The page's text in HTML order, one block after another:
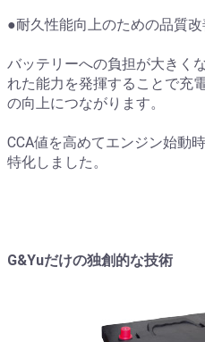
●耐久性能向上のための品質
バッテリーへの負担が大きく
れた能力を発揮することで充
の向上につながります。
CCA値を高めてエンジン始動
特化しました。
G&Yuだけの独創的な技術